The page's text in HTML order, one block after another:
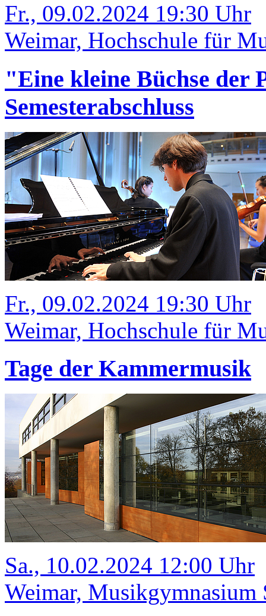
Fr., 09.02.2024 19:30 Uhr
Weimar, Hochschule für
"Eine kleine Büchse der
Semesterabschluss
Fr., 09.02.2024 19:30 Uhr
Weimar, Hochschule für
Tage der Kammermusik
Sa., 10.02.2024 12:00 Uhr
Weimar, Musikgymnasium